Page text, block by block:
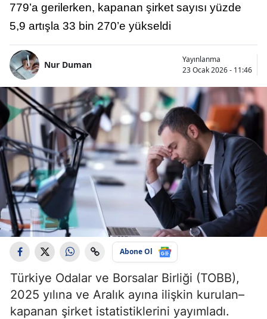
779’a gerilerken, kapanan şirket sayısı yüzde
5,9 artışla 33 bin 270’e yükseldi
Nur Duman
Yayınlanma
23 Ocak 2026 - 11:46
Abone Ol
Türkiye Odalar ve Borsalar Birliği (TOBB),
2025 yılına ve Aralık ayına ilişkin kurulan–
kapanan şirket istatistiklerini yayımladı.